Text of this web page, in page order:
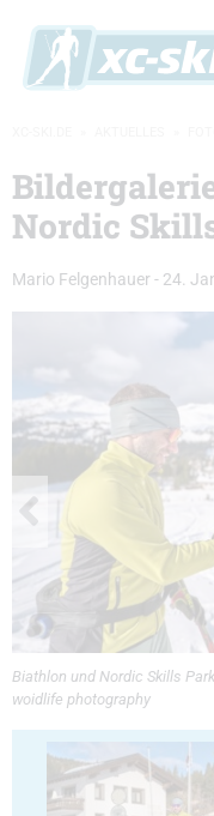
Nordic
Mario Felgenhauer - 24.
Biathlon und Nordic Skills
woidlife photography